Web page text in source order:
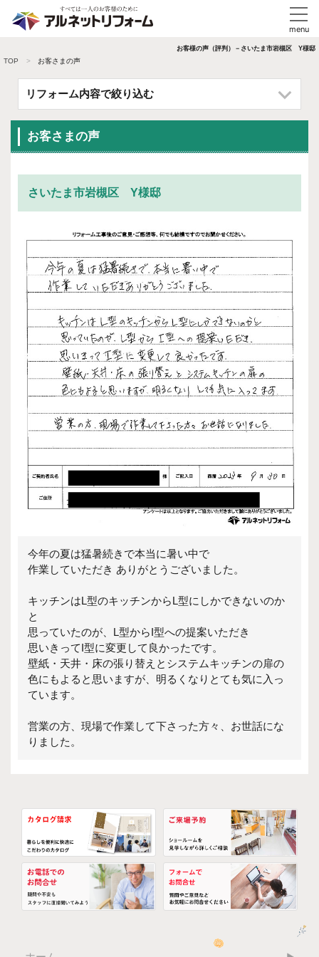
お客様の声（評判）－さいたま市岩槻区 Y様邸
TOP お客さまの声
リフォーム内容で絞り込む
お客さまの声
さいたま市岩槻区 Y様邸
今年の夏は猛暑続きで本当に暑い中で
作業していただき ありがとうございました。
キッチンはL型のキッチンからL型にしかできないのか
と
思っていたのが、L型からI型への提案いただき
思いきってI型に変更して良かったです。
壁紙・天井・床の張り替えとシステムキッチンの扉の
色にもよると思いますが、明るくなりとても気に入っ
ています。
営業の方、現場で作業して下さった方々、お世話にな
りました。